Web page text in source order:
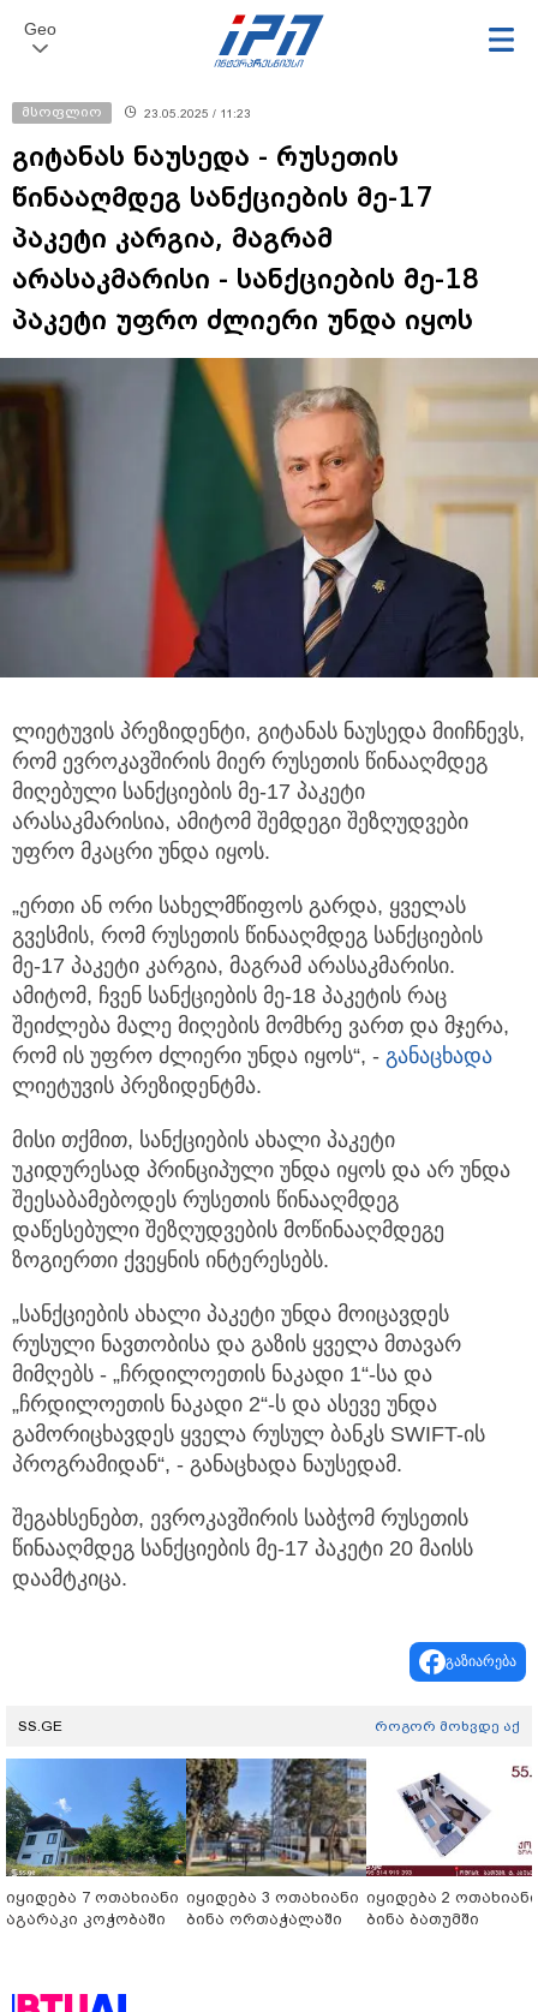
Geo
მსოფლიო 23.05.2025 / 11:23
გიტანას ნაუსედა - რუსეთის
წინააღმდეგ სანქციების მე-17
პაკეტი კარგია, მაგრამ
არასაკმარისი - სანქციების მე-18
პაკეტი უფრო ძლიერი უნდა იყოს
ლიეტუვის პრეზიდენტი, გიტანას ნაუსედა მიიჩნევს,
რომ ევროკავშირის მიერ რუსეთის წინააღმდეგ
მიღებული სანქციების მე-17 პაკეტი
არასაკმარისია, ამიტომ შემდეგი შეზღუდვები
უფრო მკაცრი უნდა იყოს.
„ერთი ან ორი სახელმწიფოს გარდა, ყველას
გვესმის, რომ რუსეთის წინააღმდეგ სანქციების
მე-17 პაკეტი კარგია, მაგრამ არასაკმარისი.
ამიტომ, ჩვენ სანქციების მე-18 პაკეტის რაც
შეიძლება მალე მიღების მომხრე ვართ და მჯერა,
რომ ის უფრო ძლიერი უნდა იყოს“, - განაცხადა
ლიეტუვის პრეზიდენტმა.
მისი თქმით, სანქციების ახალი პაკეტი
უკიდურესად პრინციპული უნდა იყოს და არ უნდა
შეესაბამებოდეს რუსეთის წინააღმდეგ
დაწესებული შეზღუდვების მოწინააღმდეგე
ზოგიერთი ქვეყნის ინტერესებს.
„სანქციების ახალი პაკეტი უნდა მოიცავდეს
რუსული ნავთობისა და გაზის ყველა მთავარ
მიმღებს - „ჩრდილოეთის ნაკადი 1“-სა და
„ჩრდილოეთის ნაკადი 2“-ს და ასევე უნდა
გამორიცხავდეს ყველა რუსულ ბანკს SWIFT-ის
პროგრამიდან“, - განაცხადა ნაუსედამ.
შეგახსენებთ, ევროკავშირის საბჭომ რუსეთის
წინააღმდეგ სანქციების მე-17 პაკეტი 20 მაისს
დაამტკიცა.
გაზიარება
SS.GE როგორ მოხვდე აქ
იყიდება 7 ოთახიანი
აგარაკი კოჭობაში
იყიდება 3 ოთახიანი
ბინა ორთაჭალაში
იყიდება 2 ოთახიანი
ბინა ბათუმში